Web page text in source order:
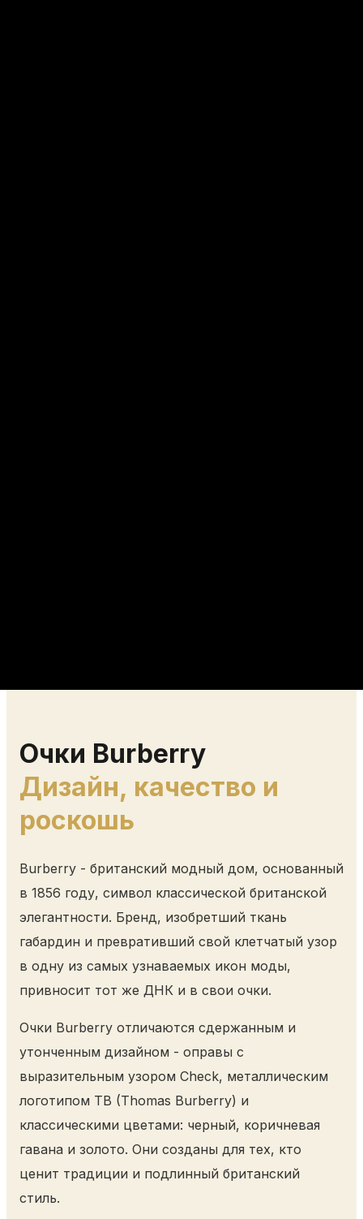
Очки Burberry
Дизайн, качество и
роскошь
Burberry - британский модный дом, основанный
в 1856 году, символ классической британской
элегантности. Бренд, изобретший ткань
габардин и превративший свой клетчатый узор
в одну из самых узнаваемых икон моды,
привносит тот же ДНК и в свои очки.
Очки Burberry отличаются сдержанным и
утонченным дизайном - оправы с
выразительным узором Check, металлическим
логотипом TB (Thomas Burberry) и
классическими цветами: черный, коричневая
гавана и золото. Они созданы для тех, кто
ценит традиции и подлинный британский
стиль.